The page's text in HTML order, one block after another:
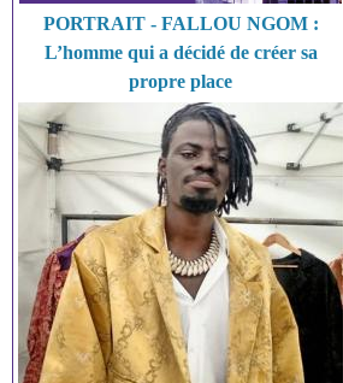
PORTRAIT - FALLOU NGOM :
L’homme qui a décidé de créer sa
propre place